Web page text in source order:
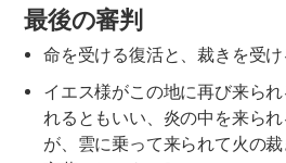
最後の審判
命を受ける復活と、裁きを受
イエス様がこの地に再び来ら
れるともいい、炎の中を来ら
が、雲に乗って来られて火の